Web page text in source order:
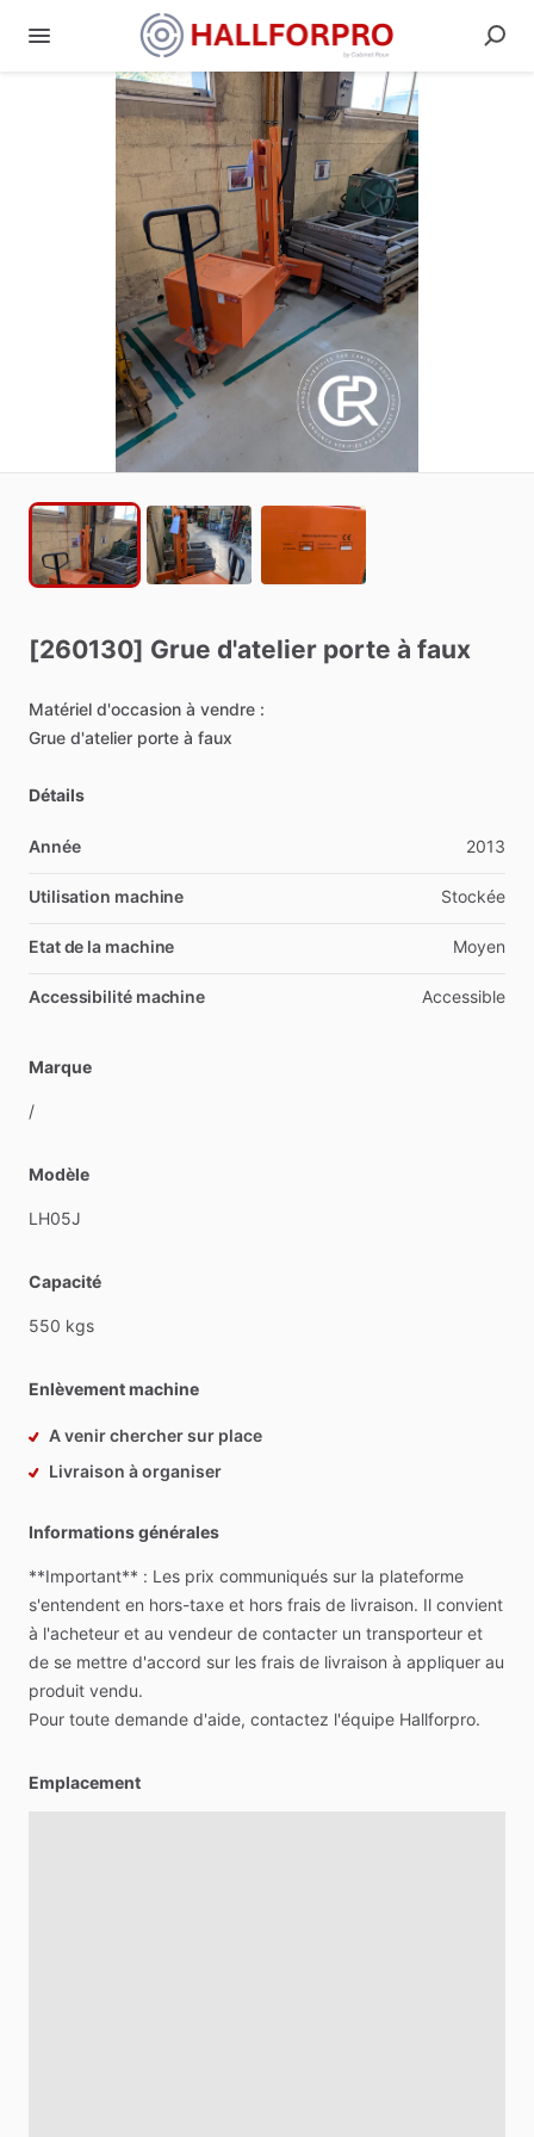
[260130] Grue d'atelier porte à faux
Matériel d'occasion à vendre :
Grue d'atelier porte à faux
Détails
Année 2013
Utilisation machine Stockée
Etat de la machine Moyen
Accessibilité machine Accessible
Marque
​/​
Modèle
LH05J
Capacité
550 kgs
Enlèvement machine
A venir chercher sur place
Livraison à organiser
Informations générales
**Important** : Les prix communiqués sur la plateforme
s'entendent en hors-taxe et hors frais de livraison. Il convient
à l'acheteur et au vendeur de contacter un transporteur et
de se mettre d'accord sur les frais de livraison à appliquer au
produit vendu.
Pour toute demande d'aide, contactez l'équipe Hallforpro.
Emplacement